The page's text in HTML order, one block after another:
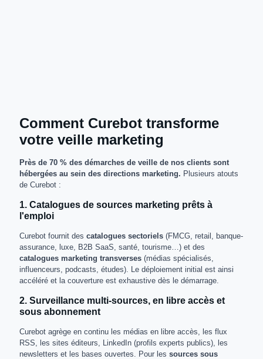
Comment Curebot transforme
votre veille marketing
Près de 70 % des démarches de veille de nos clients sont
hébergées au sein des directions marketing. Plusieurs atouts
de Curebot :
1. Catalogues de sources marketing prêts à
l'emploi
Curebot fournit des catalogues sectoriels (FMCG, retail, banque-
assurance, luxe, B2B SaaS, santé, tourisme…) et des
catalogues marketing transverses (médias spécialisés,
influenceurs, podcasts, études). Le déploiement initial est ainsi
accéléré et la couverture est exhaustive dès le démarrage.
2. Surveillance multi-sources, en libre accès et
sous abonnement
Curebot agrège en continu les médias en libre accès, les flux
RSS, les sites éditeurs, LinkedIn (profils experts publics), les
newsletters et les bases ouvertes. Pour les sources sous